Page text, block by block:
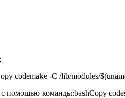
codemake -C /lib/modules/
помощью команды:bashCopy